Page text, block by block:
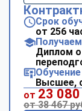
Срок
от 256
Диплом
Высшее,
от 23 080
от 38 467